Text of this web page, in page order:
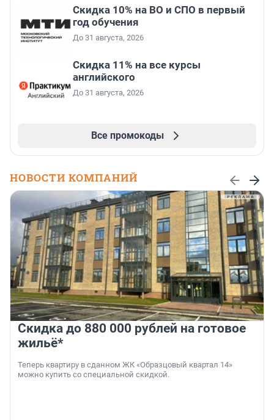
Скидка 10% на ВО и СПО в первый
год обучения
До 31 августа, 2026
Скидка 11% на все курсы
английского
До 31 августа, 2026
Все промокоды
НОВОСТИ КОМПАНИЙ
Скидка до 880 000 рублей на готовое
жильё*
Теперь квартиру в сданном ЖК «Образцовый квартал 14»
можно купить со специальной скидкой.